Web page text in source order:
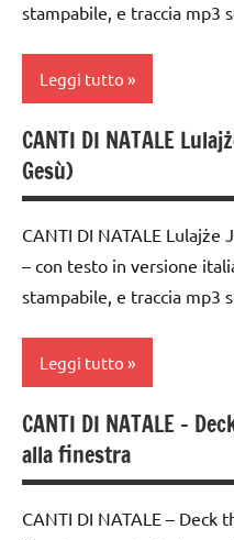
anni
FESTE
DELL'ANNO
GUIDA
DIDATTICA
LINGUAGGIO
MUSICA
Natale
PEDAGOGIE
recite
3 ai
6
anni
FESTE
MUSICA
Natale
TUTTI GLI
ARGOMENTI
PER ETA'
ARTICOLI
canti
classe
classe
2a
3 ai
6
anni
Epifania
FESTE
DELL'ANNO
MUSICA
stampabile, e traccia mp3
Leggi tutto
canti
di
Natale
canti
natalizi
classe
1a
classe
dai
anni
CANTI DI NATALE
Gesù)
CANTI DI NATALE Lulajże
– con testo in versione
stampabile, e traccia mp3
Leggi tutto
canti
di
Natale
canti
CANTI DI NATALE –
alla finestra
CANTI DI NATALE – Deck